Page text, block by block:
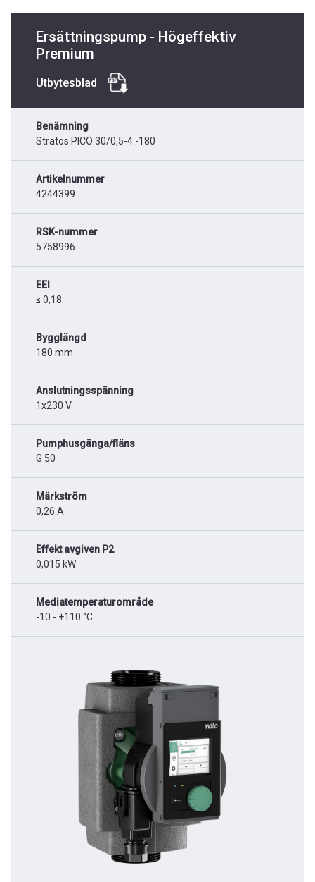
Ersättningspump - Högeffektiv
Premium
Utbytesblad
Benämning
Stratos PICO 30/0,5-4 -180
Artikelnummer
4244399
RSK-nummer
5758996
EEI
≤ 0,18
Bygglängd
180 mm
Anslutningsspänning
1x230 V
Pumphusgänga/fläns
G 50
Märkström
0,26 A
Effekt avgiven P2
0,015 kW
Mediatemperaturområde
-10 - +110 °C